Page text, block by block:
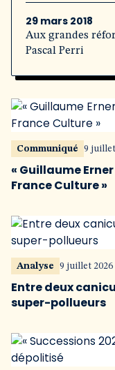
29 mars 2018
Aux grandes
Pascal Perri
Communiqué 9
« Guillaume
France Culture »
Analyse 9 juillet 2026
Entre deux
super-pollueurs